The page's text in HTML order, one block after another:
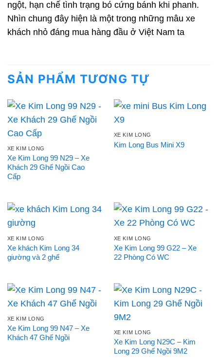
ngột, hạn chế tình trạng bó cứng bánh khi phanh.
Nhìn chung đây hiện là một trong những mâu xe
khách nhỏ đáng mua hàng đầu ở Việt Nam ta
SẢN PHẨM TƯƠNG TỰ
XE KIM LONG
Xe Kim Long 99 N29 – Xe
Khách 29 Ghế Ngồi Cao
Cấp
XE KIM LONG
Kim Long Bus Mini X9
XE KIM LONG
Xe khách Kim Long 34
giường và 2 ghế
XE KIM LONG
Xe Kim Long 99 G22 – Xe
22 Phòng Có WC
XE KIM LONG
Xe Kim Long 99 N47 – Xe
Khách 47 Ghế Ngồi
XE KIM LONG
Xe Kim Long N29C – Kim
Long 29 Ghế Ngồi 9M2